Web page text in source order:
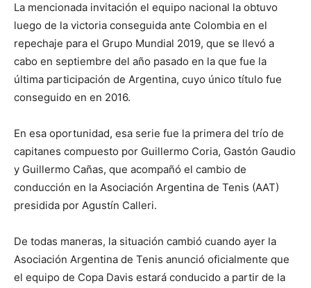
La mencionada invitación el equipo nacional la obtuvo
luego de la victoria conseguida ante Colombia en el
repechaje para el Grupo Mundial 2019, que se llevó a
cabo en septiembre del año pasado en la que fue la
última participación de Argentina, cuyo único título fue
conseguido en en 2016.
En esa oportunidad, esa serie fue la primera del trío de
capitanes compuesto por Guillermo Coria, Gastón Gaudio
y Guillermo Cañas, que acompañó el cambio de
conducción en la Asociación Argentina de Tenis (AAT)
presidida por Agustín Calleri.
De todas maneras, la situación cambió cuando ayer la
Asociación Argentina de Tenis anunció oficialmente que
el equipo de Copa Davis estará conducido a partir de la